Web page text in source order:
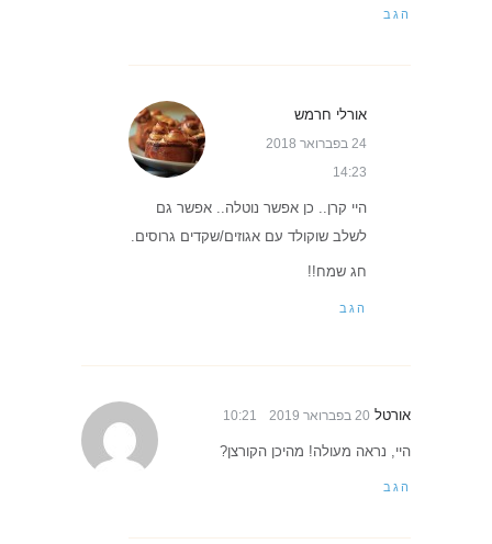
הגב
אורלי חרמש
24 בפברואר 2018
14:23
היי קרן.. כן אפשר נוטלה.. אפשר גם
לשלב שוקולד עם אגוזים/שקדים גרוסים.
חג שמח!!
הגב
אורטל 20 בפברואר 2019 10:21
היי, נראה מעולה! מהיכן הקורצן?
הגב